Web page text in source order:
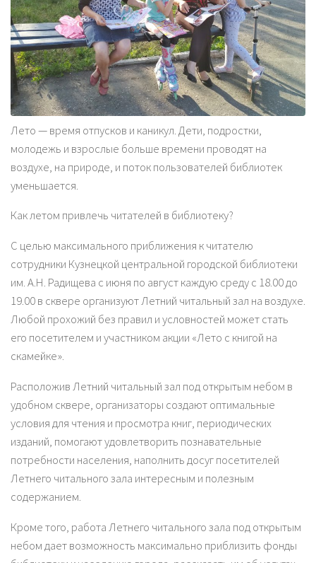
Лето — время отпусков и каникул. Дети, подростки,
молодежь и взрослые больше времени проводят на
воздухе, на природе, и поток пользователей библиотек
уменьшается.
Как летом привлечь читателей в библиотеку?
С целью максимального приближения к читателю
сотрудники Кузнецкой центральной городской библиотеки
им. А.Н. Радищева с июня по август каждую среду с 18.00 до
19.00 в сквере организуют Летний читальный зал на воздухе.
Любой прохожий без правил и условностей может стать
его посетителем и участником акции «Лето с книгой на
скамейке».
Расположив Летний читальный зал под открытым небом в
удобном сквере, организаторы создают оптимальные
условия для чтения и просмотра книг, периодических
изданий, помогают удовлетворить познавательные
потребности населения, наполнить досуг посетителей
Летнего читального зала интересным и полезным
содержанием.
Кроме того, работа Летнего читального зала под открытым
небом дает возможность максимально приблизить фонды